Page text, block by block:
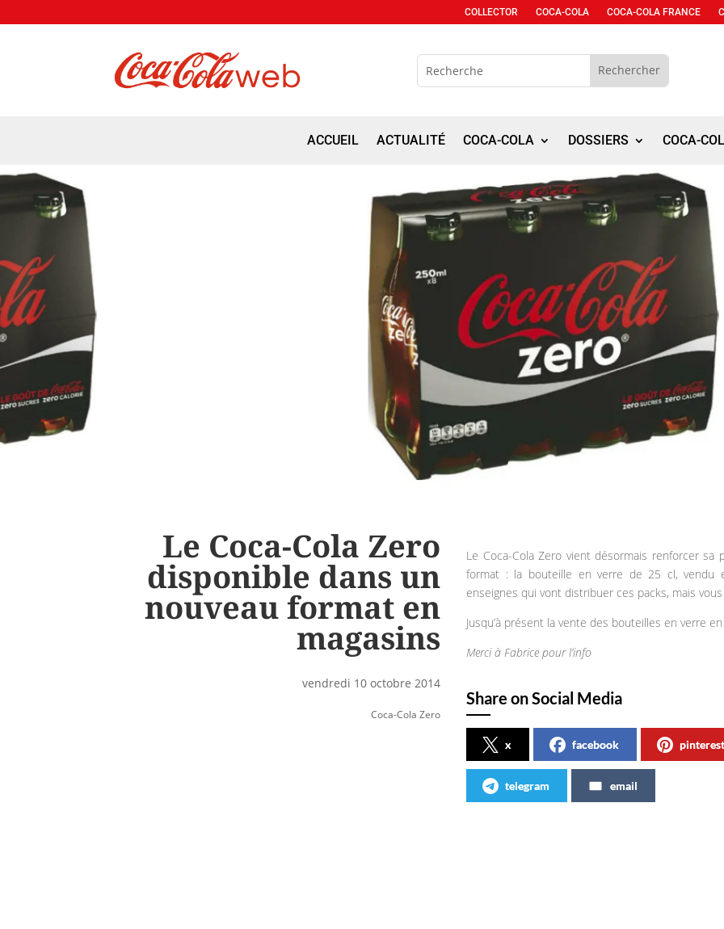
COLLECTOR COCA-COLA COCA-COLA FRANCE
ACCUEIL ACTUALITÉ COCA-COLA DOSSIERS COCA-
Le Coca-Cola Zero
disponible dans un
nouveau format en
magasins
vendredi 10 octobre 2014
Coca-Cola Zero
Le Coca-Cola Zero vient désormais renforcer sa
format : la bouteille en verre de 25 cl, vendu
enseignes qui vont distribuer ces packs, mais
Jusqu’à présent la vente des bouteilles en verre
Merci à Fabrice pour l’info
Share on Social Media
x facebook pinterest
telegram email